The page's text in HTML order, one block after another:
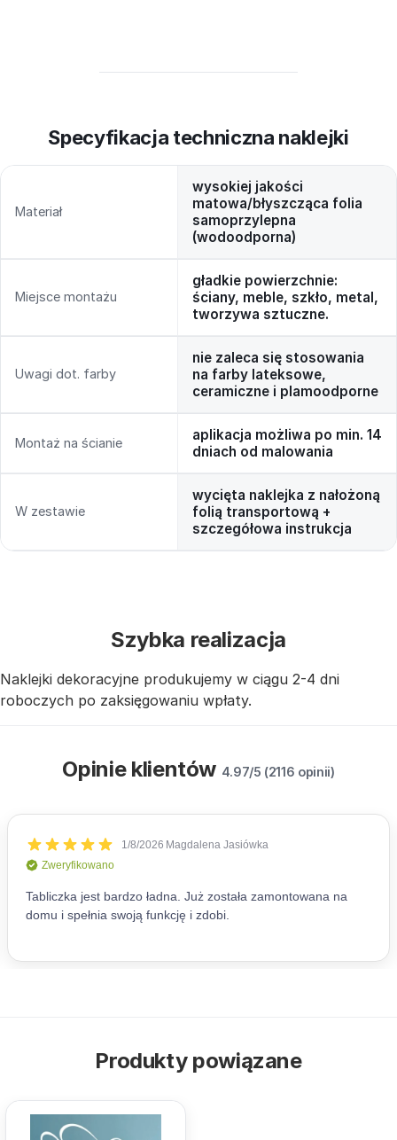
Specyfikacja techniczna naklejki
Materiał
wysokiej jakości
matowa/błyszcząca folia
samoprzylepna
(wodoodporna)
Miejsce montażu
gładkie powierzchnie:
ściany, meble, szkło, metal,
tworzywa sztuczne.
Uwagi dot. farby
nie zaleca się stosowania
na farby lateksowe,
ceramiczne i plamoodporne
Montaż na ścianie
aplikacja możliwa po min. 14
dniach od malowania
W zestawie
wycięta naklejka z nałożoną
folią transportową +
szczegółowa instrukcja
Szybka realizacja
Naklejki dekoracyjne produkujemy w ciągu 2-4 dni
roboczych po zaksięgowaniu wpłaty.
Opinie klientów 4.97/5 (2116 opinii)
Produkty powiązane